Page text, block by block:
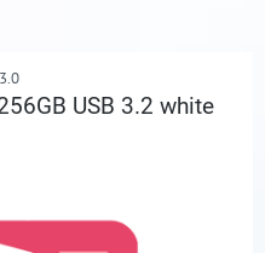
USB 3.2 white